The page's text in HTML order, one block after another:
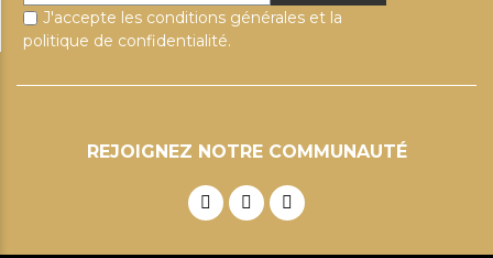
J'accepte les conditions générales et la
politique de confidentialité.
REJOIGNEZ NOTRE COMMUNAUTÉ